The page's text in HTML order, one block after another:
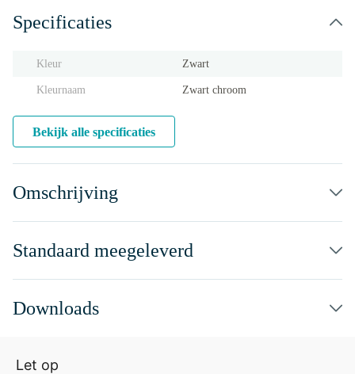
Specificaties
Kleur Zwart
Kleurnaam Zwart chroom
Bekijk alle specificaties
Omschrijving
Standaard meegeleverd
Downloads
Let op